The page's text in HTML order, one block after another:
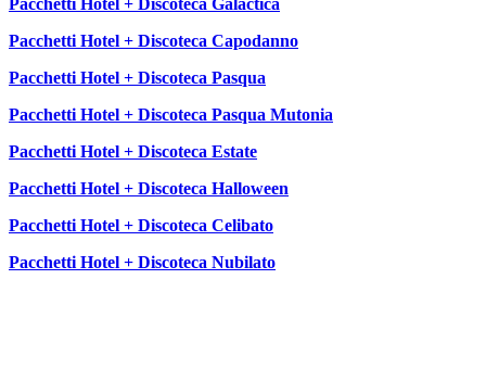
Pacchetti Hotel + Discoteca Galactica
Pacchetti Hotel + Discoteca Capodanno
Pacchetti Hotel + Discoteca Pasqua
Pacchetti Hotel + Discoteca Pasqua Mutonia
Pacchetti Hotel + Discoteca Estate
Pacchetti Hotel + Discoteca Halloween
Pacchetti Hotel + Discoteca Celibato
Pacchetti Hotel + Discoteca Nubilato